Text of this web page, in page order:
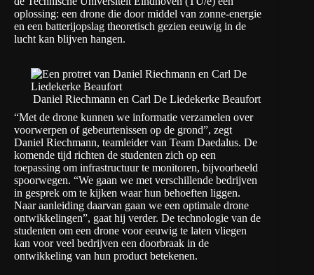
oplossing: een drone die door middel van zonne-energie
en een batterijopslag theoretisch gezien eeuwig in de
lucht kan blijven hangen.
Daniel Riechmann en Carl De Liedekerke Beaufort
“Met de drone kunnen we informatie verzamelen over
voorwerpen of gebeurtenissen op de grond”, zegt
Daniel Riechmann, teamleider van Team Daedalus. De
komende tijd richten de studenten zich op een
toepassing om infrastructuur te monitoren, bijvoorbeeld
spoorwegen. “We gaan we met verschillende bedrijven
in gesprek om te kijken waar hun behoeften liggen.
Naar aanleiding daarvan gaan we een optimale drone
ontwikkelingen”, gaat hij verder. De technologie van de
studenten om een drone voor eeuwig te laten vliegen
kan voor veel bedrijven een doorbraak in de
ontwikkeling van hun product betekenen.